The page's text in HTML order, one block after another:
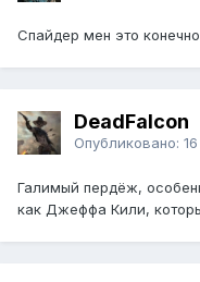
Спайдер мен это
DeadFalcon
Опубликовано:
Галимый пердёж,
как Джеффа Кили,